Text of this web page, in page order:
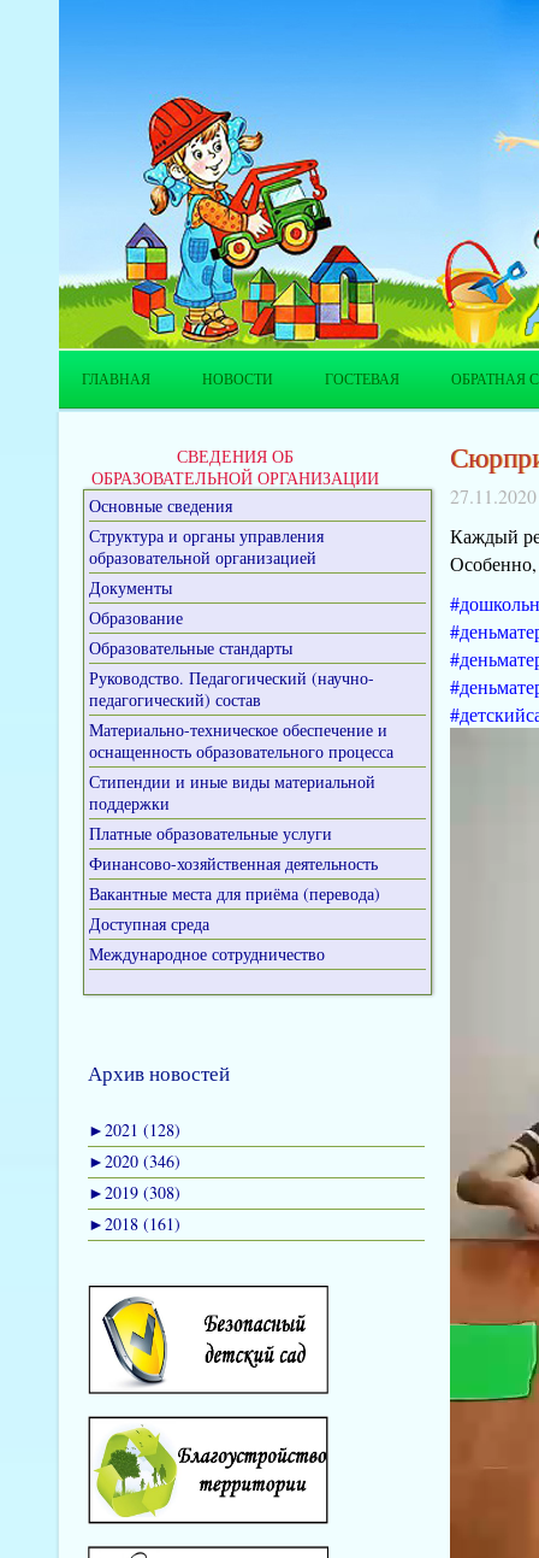
ГЛАВНАЯ НОВОСТИ ГОСТЕВАЯ ОБРАТНАЯ
СВЕДЕНИЯ ОБ
ОБРАЗОВАТЕЛЬНОЙ ОРГАНИЗАЦИИ
Основные сведения
Структура и органы управления
образовательной организацией
Документы
Образование
Образовательные стандарты
Руководство. Педагогический (научно-
педагогический) состав
Материально-техническое обеспечение и
оснащенность образовательного процесса
Стипендии и иные виды материальной
поддержки
Платные образовательные услуги
Финансово-хозяйственная деятельность
Вакантные места для приёма (перевода)
Доступная среда
Международное сотрудничество
Архив новостей
►2021 (128)
►2020 (346)
►2019 (308)
►2018 (161)
27.11.2020
Каждый
#
#
#
#
#